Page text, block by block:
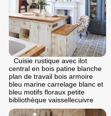
Cuisie rustique avec ilot
central en bois patine blanche
plan de travail bois armoire
bleu marine carrelage blanc et
bleu motifs floraux petite
bibliothèque vaissellecuivre